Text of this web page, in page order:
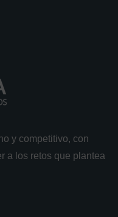
y competitivo, con
a los retos que plantea